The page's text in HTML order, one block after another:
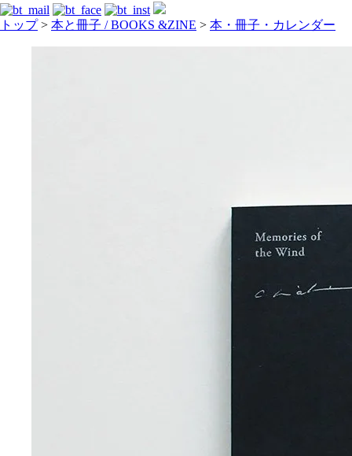
トップ> 本と冊子 / BOOKS &ZINE > 本・冊子・カレンダー